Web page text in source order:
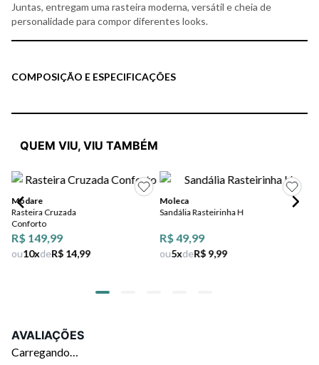
Juntas, entregam uma rasteira moderna, versátil e cheia de
personalidade para compor diferentes looks.
COMPOSIÇÃO E ESPECIFICAÇÕES
QUEM VIU, VIU TAMBÉM
Modare
Rasteira Cruzada
Conforto
R$ 149,99
ou10xdeR$ 14,99
Moleca
Sandália Rasteirinha H
R$ 49,99
ou5xdeR$ 9,99
AVALIAÇÕES
Carregando…